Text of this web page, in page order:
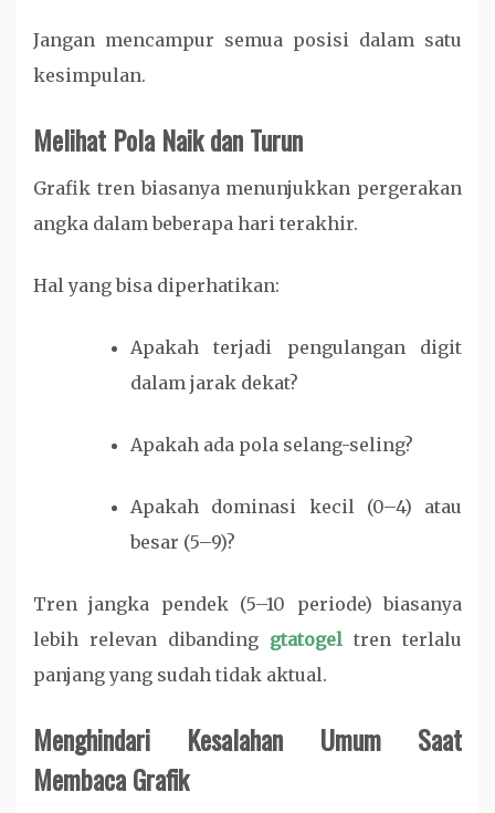
Jangan mencampur semua posisi dalam satu
kesimpulan.
Melihat Pola Naik dan Turun
Grafik tren biasanya menunjukkan pergerakan
angka dalam beberapa hari terakhir.
Hal yang bisa diperhatikan:
Apakah terjadi pengulangan digit
dalam jarak dekat?
Apakah ada pola selang-seling?
Apakah dominasi kecil (0–4) atau
besar (5–9)?
Tren jangka pendek (5–10 periode) biasanya
lebih relevan dibanding gtatogel tren terlalu
panjang yang sudah tidak aktual.
Menghindari Kesalahan Umum Saat
Membaca Grafik